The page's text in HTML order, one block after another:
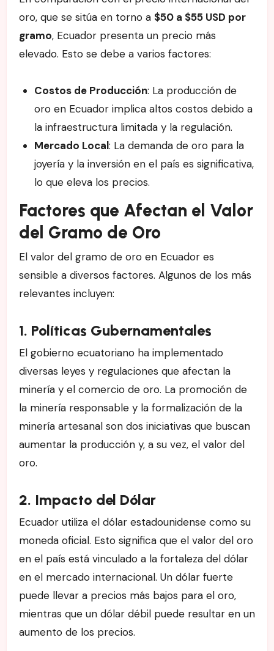
oro, que se sitúa en torno a $50 a $55 USD por
gramo, Ecuador presenta un precio más
elevado. Esto se debe a varios factores:
Costos de Producción: La producción de
oro en Ecuador implica altos costos debido a
la infraestructura limitada y la regulación.
Mercado Local: La demanda de oro para la
joyería y la inversión en el país es significativa,
lo que eleva los precios.
Factores que Afectan el Valor
del Gramo de Oro
El valor del gramo de oro en Ecuador es
sensible a diversos factores. Algunos de los más
relevantes incluyen:
1. Políticas Gubernamentales
El gobierno ecuatoriano ha implementado
diversas leyes y regulaciones que afectan la
minería y el comercio de oro. La promoción de
la minería responsable y la formalización de la
minería artesanal son dos iniciativas que buscan
aumentar la producción y, a su vez, el valor del
oro.
2. Impacto del Dólar
Ecuador utiliza el dólar estadounidense como su
moneda oficial. Esto significa que el valor del oro
en el país está vinculado a la fortaleza del dólar
en el mercado internacional. Un dólar fuerte
puede llevar a precios más bajos para el oro,
mientras que un dólar débil puede resultar en un
aumento de los precios.